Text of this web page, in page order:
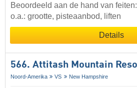
Beoordeeld aan de hand van feiten:
o.a.: grootte, pisteaanbod, liften
Details
566. Attitash Mountain
Noord-Amerika VS New Hampshire